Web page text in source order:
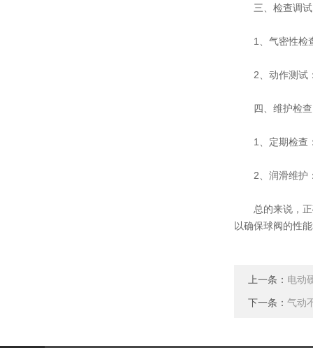
三、检查调试
1、气密性检查
2、动作测试：
四、维护检查
1、定期检查：
2、润滑维护：
总的来说，正确
以确保球阀的性
上一条： 电动
下一条： 气动